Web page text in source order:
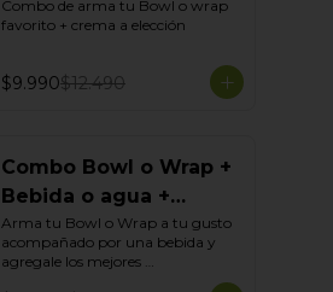
elección
Combo de arma tu Bowl o wrap
favorito + crema a elección
$9.990$12.490
Combo Bowl o Wrap +
Bebida o agua +
Acompañamiento
Arma tu Bowl o Wrap a tu gusto
acompañado por una bebida y
agregale los mejores